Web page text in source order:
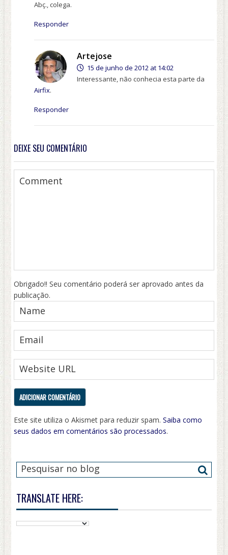
Abç., colega.
Responder
Artejose
15 de junho de 2012 at 14:02
Interessante, não conhecia esta parte da
Airfix.
Responder
DEIXE SEU COMENTÁRIO
Obrigado!! Seu comentário poderá ser aprovado antes da
publicação.
Este site utiliza o Akismet para reduzir spam.Saiba como
seus dados em comentários são processados.
TRANSLATE HERE: